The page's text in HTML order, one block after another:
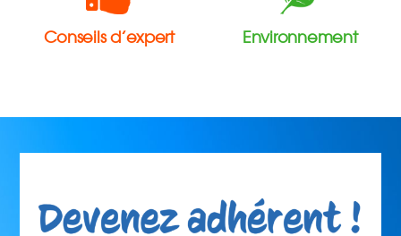
Conseils d’expert Environnement